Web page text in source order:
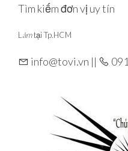
Skip
content
Tìm kiếm đơn vị uy tín
L àmtại Tp.HCM
info@tovi.vn ||